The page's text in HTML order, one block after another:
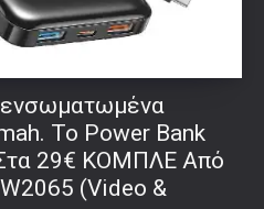
Το Power Bank
29€ ΚΟΜΠΛΕ Από
(Video &